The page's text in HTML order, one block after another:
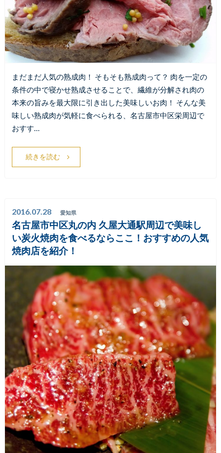
まだまだ人気の熟成肉！ そもそも熟成肉って？ 肉を一定の
条件の中で寝かせ熟成させることで、繊維が分解され肉の
本来の旨みを最大限に引き出した美味しいお肉！ そんな美
味しい熟成肉が気軽に食べられる、名古屋市中区栄周辺で
おすす…
続きを読む
2016.07.28 愛知県
名古屋市中区丸の内 久屋大通駅周辺で美味し
い炭火焼肉を食べるならここ！おすすめの人気
焼肉店を紹介！